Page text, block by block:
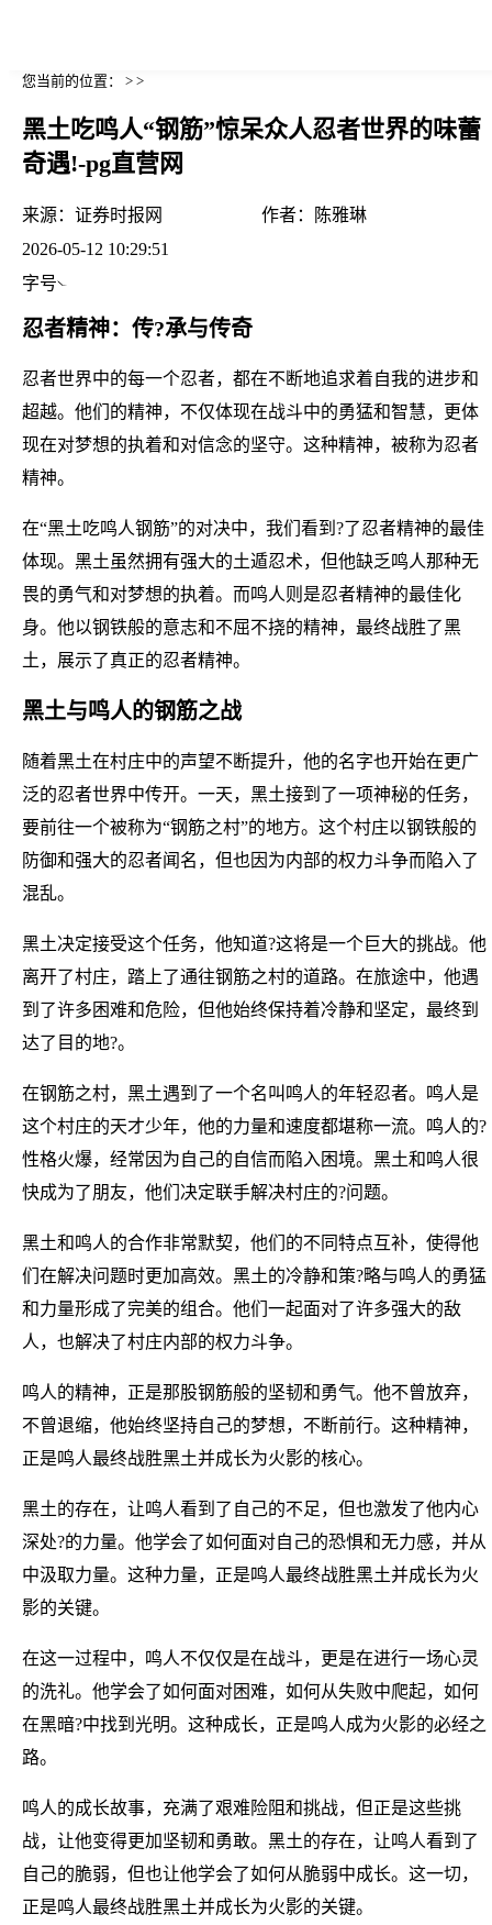
您当前的位置： > >
黑土吃鸣人“钢筋”惊呆众人忍者世界的味蕾
奇遇!-pg直营网
来源： 证券时报网 作者：
陈雅琳
2026-05-12 10:29:51
字号
忍者精神：传?承与传奇
忍者世界中的每一个忍者，都在不断地追求着自我的进步和
超越。他们的精神，不仅体现在战斗中的勇猛和智慧，更体
现在对梦想的执着和对信念的坚守。这种精神，被称为忍者
精神。
在“黑土吃鸣人钢筋”的对决中，我们看到?了忍者精神的最佳
体现。黑土虽然拥有强大的土遁忍术，但他缺乏鸣人那种无
畏的勇气和对梦想的执着。而鸣人则是忍者精神的最佳化
身。他以钢铁般的意志和不屈不挠的精神，最终战胜了黑
土，展示了真正的忍者精神。
黑土与鸣人的钢筋之战
随着黑土在村庄中的声望不断提升，他的名字也开始在更广
泛的忍者世界中传开。一天，黑土接到了一项神秘的任务，
要前往一个被称为“钢筋之村”的地方。这个村庄以钢铁般的
防御和强大的忍者闻名，但也因为内部的权力斗争而陷入了
混乱。
黑土决定接受这个任务，他知道?这将是一个巨大的挑战。他
离开了村庄，踏上了通往钢筋之村的道路。在旅途中，他遇
到了许多困难和危险，但他始终保持着冷静和坚定，最终到
达了目的地?。
在钢筋之村，黑土遇到了一个名叫鸣人的年轻忍者。鸣人是
这个村庄的天才少年，他的力量和速度都堪称一流。鸣人的?
性格火爆，经常因为自己的自信而陷入困境。黑土和鸣人很
快成为了朋友，他们决定联手解决村庄的?问题。
黑土和鸣人的合作非常默契，他们的不同特点互补，使得他
们在解决问题时更加高效。黑土的冷静和策?略与鸣人的勇猛
和力量形成了完美的组合。他们一起面对了许多强大的敌
人，也解决了村庄内部的权力斗争。
鸣人的精神，正是那股钢筋般的坚韧和勇气。他不曾放弃，
不曾退缩，他始终坚持自己的梦想，不断前行。这种精神，
正是鸣人最终战胜黑土并成长为火影的核心。
黑土的存在，让鸣人看到了自己的不足，但也激发了他内心
深处?的力量。他学会了如何面对自己的恐惧和无力感，并从
中汲取力量。这种力量，正是鸣人最终战胜黑土并成长为火
影的关键。
在这一过程中，鸣人不仅仅是在战斗，更是在进行一场心灵
的洗礼。他学会了如何面对困难，如何从失败中爬起，如何
在黑暗?中找到光明。这种成长，正是鸣人成为火影的必经之
路。
鸣人的成长故事，充满了艰难险阻和挑战，但正是这些挑
战，让他变得更加坚韧和勇敢。黑土的存在，让鸣人看到了
自己的脆弱，但也让他学会了如何从脆弱中成长。这一切，
正是鸣人最终战胜黑土并成长为火影的关键。